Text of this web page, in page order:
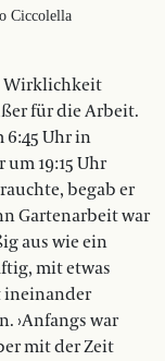
Ciccolella
Wirklichkeit
für die Arbeit.
6:45 Uhr in
19:15 Uhr
begab er
Gartenarbeit war
aus wie ein
mit etwas
ineinander
›Anfangs war
mit der Zeit